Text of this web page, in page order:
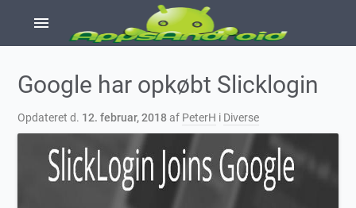
menu
Google har opkøbt Slicklogin
Opdateret d. 12. februar, 2018 af PeterH i Diverse